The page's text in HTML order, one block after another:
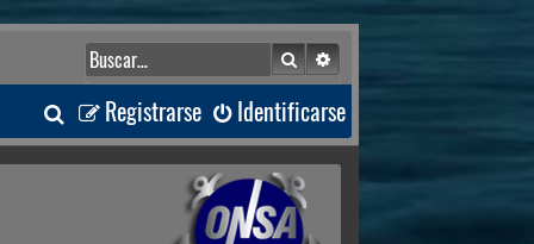
BuscarBúsqueda avanzada
Identificarse
Registrarse
B
u